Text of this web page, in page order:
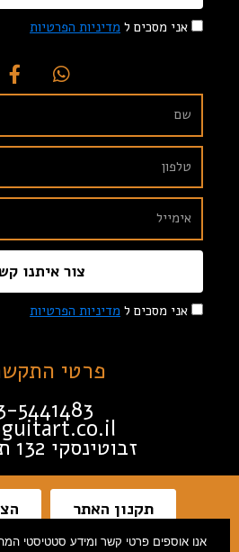
אני מסכים ל מדיניות הפרטיות
אני מסכים ל מדיניות הפרטיות
צור איתנו קשר
פרטי
5441483
זבוטינסקי 132 תל אביב
תקנון האתר
אנו אוספים פרטי קשר ומידע סטטיסטי